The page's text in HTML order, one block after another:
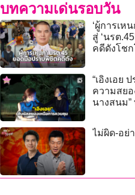
บทความเด่นรอบวัน
‘ผู้การเห
สู่ ‘นรต
คดีดังโช
“เอิงเอย
ความสยอ
นางสนม”
ไม่ผิด-อย่